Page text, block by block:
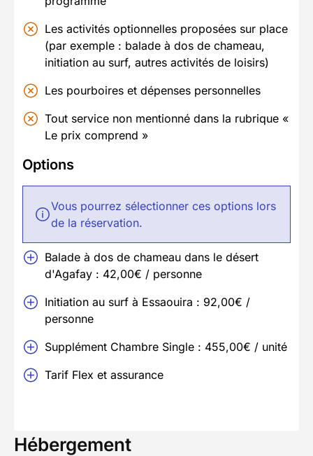
Les activités optionnelles proposées sur place
(par exemple : balade à dos de chameau,
initiation au surf, autres activités de loisirs)
Les pourboires et dépenses personnelles
Tout service non mentionné dans la rubrique «
Le prix comprend »
Options
Vous pourrez sélectionner ces options lors
de la réservation.
Balade à dos de chameau dans le désert
d'Agafay : 42,00€ / personne
Initiation au surf à Essaouira : 92,00€ /
personne
Supplément Chambre Single : 455,00€ / unité
Tarif Flex et assurance
Hébergement